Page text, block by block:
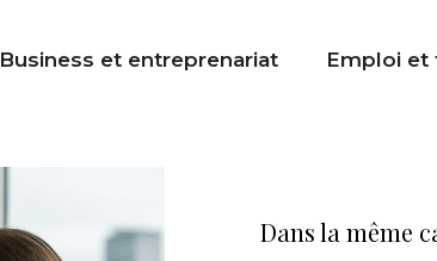
Business et entreprenariat Emploi et
Dans la même